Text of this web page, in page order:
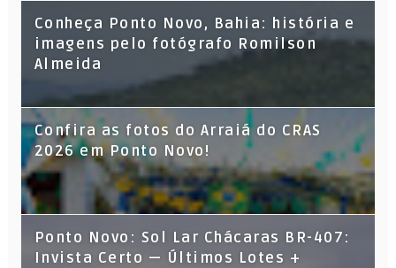
Conheça Ponto Novo, Bahia: história e
imagens pelo fotógrafo Romilson
Almeida
Confira as fotos do Arraiá do CRAS
2026 em Ponto Novo!
Ponto Novo: Sol Lar Chácaras BR-407:
Invista Certo — Últimos Lotes +